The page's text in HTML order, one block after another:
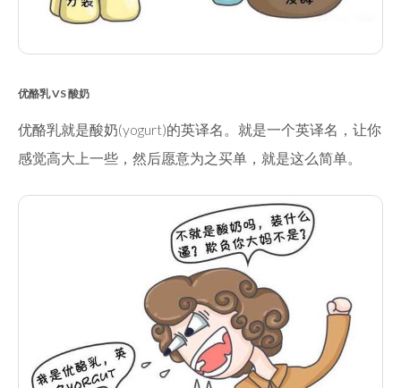
优酪乳 VS 酸奶
优酪乳就是酸奶(yogurt)的英译名。就是一个英译名，让你
感觉高大上一些，然后愿意为之买单，就是这么简单。